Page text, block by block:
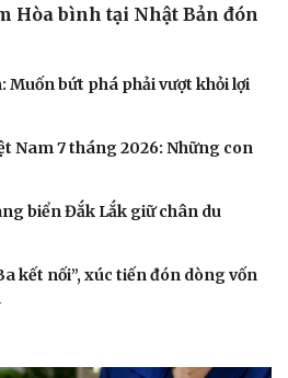
Đời sống
Hòa bình tại Nhật Bản đón
Muốn bứt phá phải vượt khỏi lợi
Nam 7 tháng 2026: Những con
biển Đắk Lắk giữ chân du
kết nối”, xúc tiến đón dòng vốn